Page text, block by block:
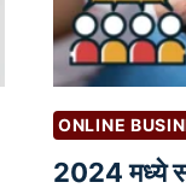
ONLINE
2024 मध्ये